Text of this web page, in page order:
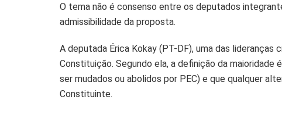
O tema não é consenso entre os deputados
admissibilidade da proposta.
A deputada Érica Kokay (PT-DF), uma das
Constituição. Segundo ela, a definição da
ser mudados ou abolidos por PEC) e que qualquer
Constituinte.